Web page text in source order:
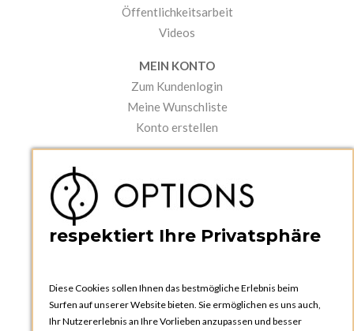
Öffentlichkeitsarbeit
Videos
MEIN KONTO
Zum Kundenlogin
Meine Wunschliste
Konto erstellen
Kataloge und Bestellschein
Bedienungsanleitungen
respektiert Ihre Privatsphäre
Diese Cookies sollen Ihnen das bestmögliche Erlebnis beim
Surfen auf unserer Website bieten. Sie ermöglichen es uns auch,
Ihr Nutzererlebnis an Ihre Vorlieben anzupassen und besser